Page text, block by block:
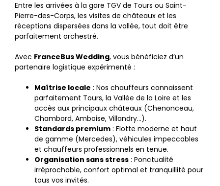
Entre les arrivées à la gare TGV de Tours ou Saint-
Pierre-des-Corps, les visites de châteaux et les
réceptions dispersées dans la vallée, tout doit être
parfaitement orchestré.
Avec FranceBus Wedding, vous bénéficiez d’un
partenaire logistique expérimenté :
Maîtrise locale : Nos chauffeurs connaissent
parfaitement Tours, la Vallée de la Loire et les
accès aux principaux châteaux (Chenonceau,
Chambord, Amboise, Villandry…).
Standards premium : Flotte moderne et haut
de gamme (Mercedes), véhicules impeccables
et chauffeurs professionnels en tenue.
Organisation sans stress : Ponctualité
irréprochable, confort optimal et tranquillité pour
tous vos invités.